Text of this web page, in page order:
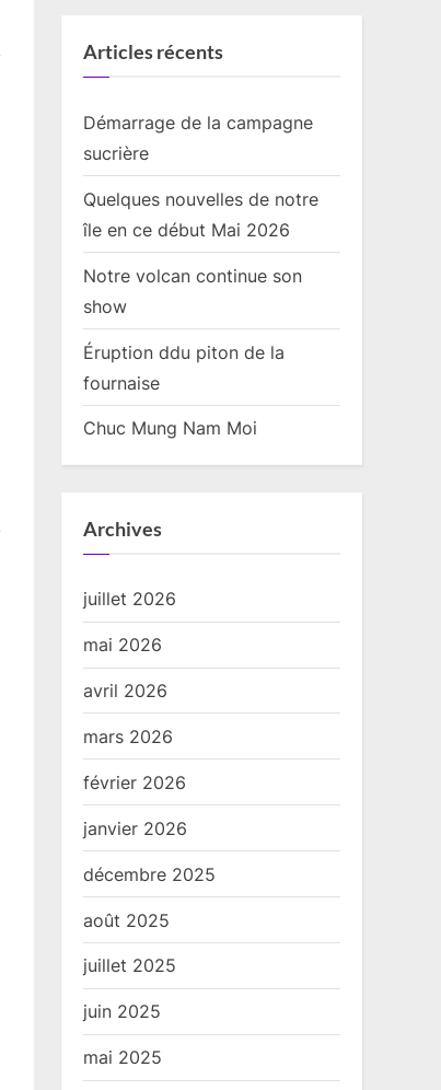
Articles récents
Démarrage de la campagne
sucrière
Quelques nouvelles de notre
île en ce début Mai 2026
Notre volcan continue son
show
Éruption ddu piton de la
fournaise
Chuc Mung Nam Moi
Archives
juillet 2026
mai 2026
avril 2026
mars 2026
février 2026
janvier 2026
décembre 2025
août 2025
juillet 2025
juin 2025
mai 2025